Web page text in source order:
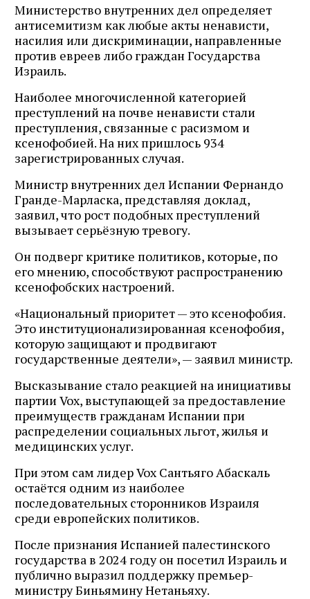
Министерство внутренних дел определяет
антисемитизм как любые акты ненависти,
насилия или дискриминации, направленные
против евреев либо граждан Государства
Израиль.
Наиболее многочисленной категорией
преступлений на почве ненависти стали
преступления, связанные с расизмом и
ксенофобией. На них пришлось 934
зарегистрированных случая.
Министр внутренних дел Испании Фернандо
Гранде-Марласка, представляя доклад,
заявил, что рост подобных преступлений
вызывает серьёзную тревогу.
Он подверг критике политиков, которые, по
его мнению, способствуют распространению
ксенофобских настроений.
«Национальный приоритет — это ксенофобия.
Это институционализированная ксенофобия,
которую защищают и продвигают
государственные деятели», — заявил министр.
Высказывание стало реакцией на инициативы
партии Vox, выступающей за предоставление
преимуществ гражданам Испании при
распределении социальных льгот, жилья и
медицинских услуг.
При этом сам лидер Vox Сантьяго Абаскаль
остаётся одним из наиболее
последовательных сторонников Израиля
среди европейских политиков.
После признания Испанией палестинского
государства в 2024 году он посетил Израиль и
публично выразил поддержку премьер-
министру Биньямину Нетаньяху.